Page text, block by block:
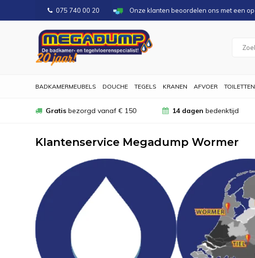
075 740 00 20 Onze klanten beoordelen ons met een op
BADKAMERMEUBELS DOUCHE TEGELS KRANEN AFVOER TOILETTEN
Gratis bezorgd vanaf € 150 14 dagen bedenktijd
Klantenservice Megadump Wormer